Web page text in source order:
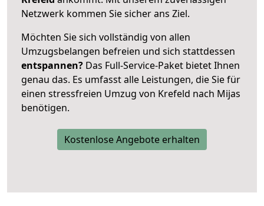
Netzwerk kommen Sie sicher ans Ziel.
Möchten Sie sich vollständig von allen
Umzugsbelangen befreien und sich stattdessen
entspannen? Das Full-Service-Paket bietet Ihnen
genau das. Es umfasst alle Leistungen, die Sie für
einen stressfreien Umzug von Krefeld nach Mijas
benötigen.
Kostenlose Angebote erhalten